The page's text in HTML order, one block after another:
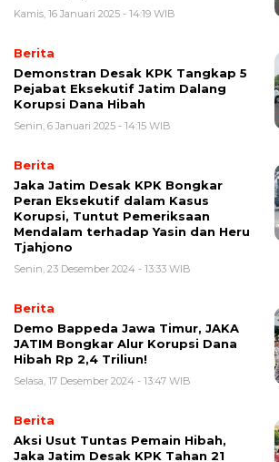
Kamis, 16 Januari 2025 - 14:19 WIB
Berita
Demonstran Desak KPK Tangkap 5
Pejabat Eksekutif Jatim Dalang
Korupsi Dana Hibah
Senin, 6 Januari 2025 - 14:15 WIB
Berita
Jaka Jatim Desak KPK Bongkar
Peran Eksekutif dalam Kasus
Korupsi, Tuntut Pemeriksaan
Mendalam terhadap Yasin dan Heru
Tjahjono
Senin, 23 Desember 2024 - 13:33 WIB
Berita
Demo Bappeda Jawa Timur, JAKA
JATIM Bongkar Alur Korupsi Dana
Hibah Rp 2,4 Triliun!
Selasa, 17 Desember 2024 - 13:47 WIB
Berita
Aksi Usut Tuntas Pemain Hibah,
Jaka Jatim Desak KPK Tahan 21